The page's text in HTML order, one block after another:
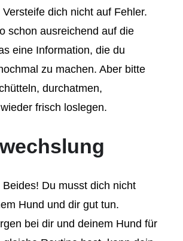
dich nicht auf Fehler.
schon ausreichend auf die
eine Information, die du
zu machen. Aber bitte
durchatmen,
frisch loslegen.
Du musst dich nicht
Hund und dir gut tun.
bei dir und deinem Hund für